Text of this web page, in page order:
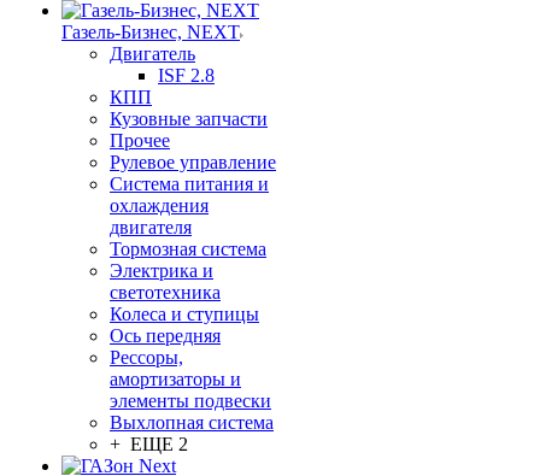
Газель-Бизнес, NEXT
Двигатель
ISF 2.8
КПП
Кузовные запчасти
Прочее
Рулевое управление
Система питания и
охлаждения
двигателя
Тормозная система
Электрика и
светотехника
Колеса и ступицы
Ось передняя
Рессоры,
амортизаторы и
элементы подвески
Выхлопная система
+ ЕЩЕ 2